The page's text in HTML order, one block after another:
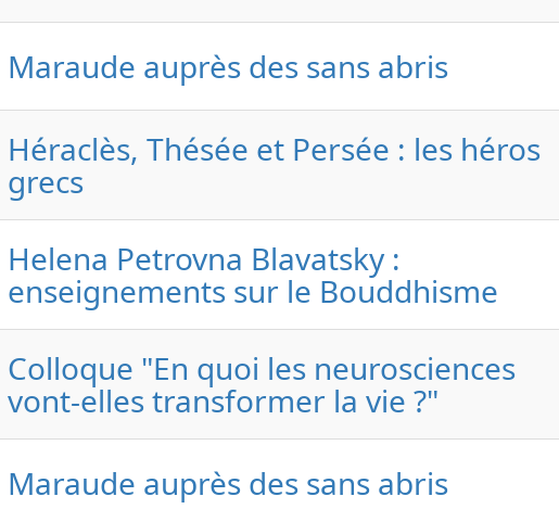
Maraude auprès des sans abris
Héraclès, Thésée et Persée : les héros
grecs
Helena Petrovna Blavatsky :
enseignements sur le Bouddhisme
Colloque "En quoi les neurosciences
vont-elles transformer la vie ?"
Maraude auprès des sans abris